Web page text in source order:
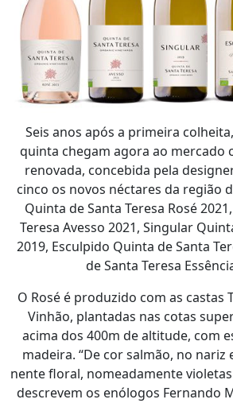
Seis anos após a primeira
quinta chegam agora ao mercado
renovada, concebida pela
cinco os novos néctares da região
Quinta de Santa Teresa Rosé
Teresa Avesso 2021, Singular
2019, Esculpido Quinta de Santa
de Santa Teresa
O Rosé é produzido com as castas
Vinhão, plantadas nas cotas
acima dos 400m de altitude, com
madeira. “De cor salmão, no
nente floral, nomeadamente violetas
descrevem os enólogos Fernando